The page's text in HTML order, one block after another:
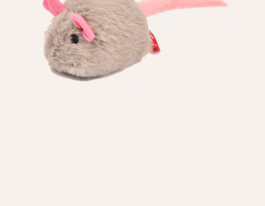
Оплата и доставка
Программа лояльности
О Нас